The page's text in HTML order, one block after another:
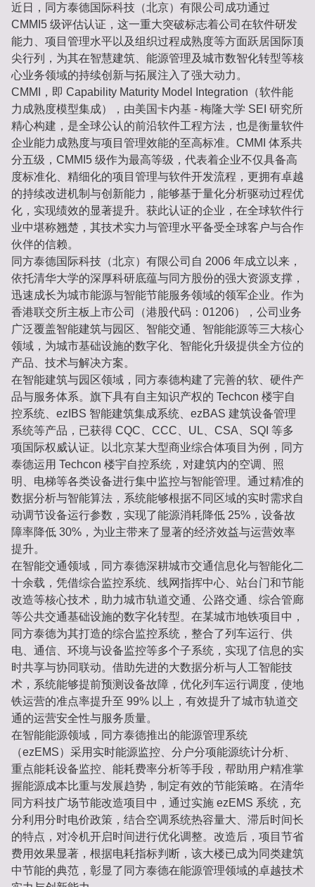
近日，同方泰德国际科技（北京）有限公司成功通过
CMMI5 级评估认证，这一重大突破标志着公司在软件研发
能力、项目管理水平以及组织过程成熟度等方面跃居国际顶
尖行列，为其在智慧建筑、能源管理及城市数智化转型等核
心业务领域的持续创新与拓展注入了强大动力。
CMMI，即 Capability Maturity Model Integration（软件能
力成熟度模型集成），由美国卡内基 - 梅隆大学 SEI 研究所
精心构建，是全球公认的前沿软件工程方法，也是衡量软件
企业能力成熟度与项目管理效能的至高标准。CMMI 体系共
分五级，CMMI5 级作为最高等级，代表着企业不仅具备高
度标准化、精细化的项目管理与软件开发流程，更拥有卓越
的持续改进机制与创新能力，能够基于量化分析驱动过程优
化，实现绩效的显著提升。获此认证的企业，在全球软件行
业中堪称翘楚，其技术实力与管理水平备受全球客户与合作
伙伴的信赖。
同方泰德国际科技（北京）有限公司自 2006 年成立以来，
依托清华大学的深厚科研底蕴与同方股份的强大资源支撑，
迅速成长为城市能源与智能节能服务领域的领军企业。作为
香港联交所主板上市公司（港股代码：01206），公司业务
广泛覆盖智能建筑与园区、智能交通、智能能源等三大核心
领域，为城市基础设施的数字化、智能化升级提供全方位的
产品、技术与解决方案。
在智能建筑与园区领域，同方泰德构建了完善的软、硬件产
品与服务体系。旗下具有自主知识产权的 Techcon 楼宇自
控系统、ezIBS 智能建筑集成系统、ezBAS 建筑设备管理
系统等产品，已获得 CQC、CCC、UL、CSA、SQI 等多
项国际权威认证。以北京某大型商业综合体项目为例，同方
泰德运用 Techcon 楼宇自控系统，对建筑内的空调、照
明、电梯等各类设备进行集中监控与智能管理。通过精准的
数据分析与智能算法，系统能够根据不同区域的实时需求自
动调节设备运行参数，实现了能源消耗降低 25%，设备故
障率降低 30%，为业主带来了显著的经济效益与运营效率
提升。
在智能交通领域，同方泰德深耕城市交通信息化与智能化二
十余载，凭借综合监控系统、线网指挥中心、站台门和节能
改造等核心技术，助力城市轨道交通、公路交通、综合管廊
等公共交通基础设施的数字化转型。在某城市地铁项目中，
同方泰德为其打造的综合监控系统，整合了列车运行、供
电、通信、环境与设备监控等多个子系统，实现了信息的实
时共享与协同联动。借助先进的大数据分析与人工智能技
术，系统能够提前预测设备故障，优化列车运行调度，使地
铁运营的准点率提升至 99% 以上，有效提升了城市轨道交
通的运营安全性与服务质量。
在智能能源领域，同方泰德推出的能源管理系统
（ezEMS）采用实时能源监控、分户分项能源统计分析、
重点能耗设备监控、能耗费率分析等手段，帮助用户精准掌
握能源成本比重与发展趋势，制定有效的节能策略。在清华
同方科技广场节能改造项目中，通过实施 ezEMS 系统，充
分利用分时电价政策，结合空调系统热容量大、滞后时间长
的特点，对冷机开启时间进行优化调整。改造后，项目节省
费用效果显著，根据电耗指标判断，该大楼已成为同类建筑
中节能的典范，彰显了同方泰德在能源管理领域的卓越技术